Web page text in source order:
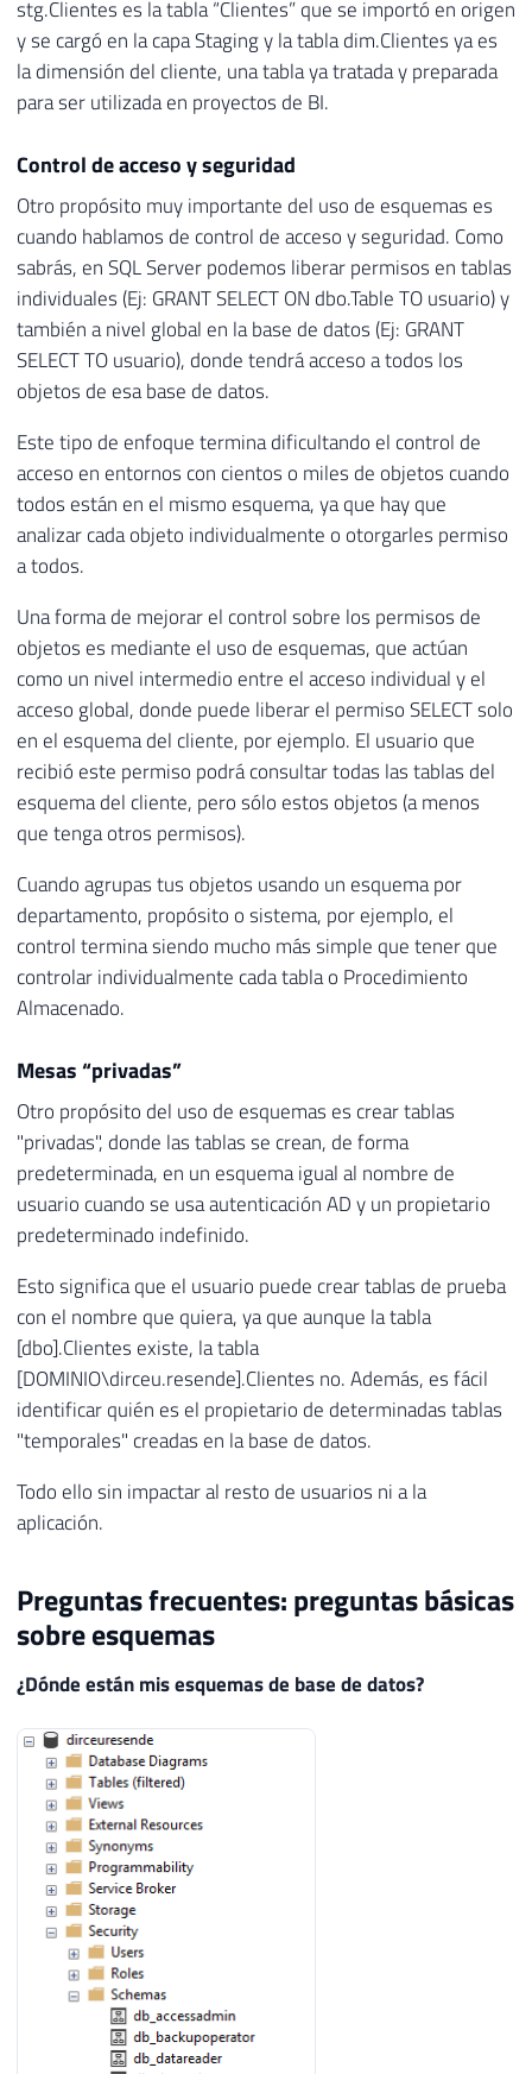
stg.Clientes es la tabla “Clientes” que se importó en origen
y se cargó en la capa Staging y la tabla dim.Clientes ya es
la dimensión del cliente, una tabla ya tratada y preparada
para ser utilizada en proyectos de BI.
Control de acceso y seguridad
Otro propósito muy importante del uso de esquemas es
cuando hablamos de control de acceso y seguridad. Como
sabrás, en SQL Server podemos liberar permisos en tablas
individuales (Ej: GRANT SELECT ON dbo.Table TO usuario) y
también a nivel global en la base de datos (Ej: GRANT
SELECT TO usuario), donde tendrá acceso a todos los
objetos de esa base de datos.
Este tipo de enfoque termina dificultando el control de
acceso en entornos con cientos o miles de objetos cuando
todos están en el mismo esquema, ya que hay que
analizar cada objeto individualmente o otorgarles permiso
a todos.
Una forma de mejorar el control sobre los permisos de
objetos es mediante el uso de esquemas, que actúan
como un nivel intermedio entre el acceso individual y el
acceso global, donde puede liberar el permiso SELECT solo
en el esquema del cliente, por ejemplo. El usuario que
recibió este permiso podrá consultar todas las tablas del
esquema del cliente, pero sólo estos objetos (a menos
que tenga otros permisos).
Cuando agrupas tus objetos usando un esquema por
departamento, propósito o sistema, por ejemplo, el
control termina siendo mucho más simple que tener que
controlar individualmente cada tabla o Procedimiento
Almacenado.
Mesas “privadas”
Otro propósito del uso de esquemas es crear tablas
"privadas", donde las tablas se crean, de forma
predeterminada, en un esquema igual al nombre de
usuario cuando se usa autenticación AD y un propietario
predeterminado indefinido.
Esto significa que el usuario puede crear tablas de prueba
con el nombre que quiera, ya que aunque la tabla
[dbo].Clientes existe, la tabla
[DOMINIO\dirceu.resende].Clientes no. Además, es fácil
identificar quién es el propietario de determinadas tablas
"temporales" creadas en la base de datos.
Todo ello sin impactar al resto de usuarios ni a la
aplicación.
Preguntas frecuentes: preguntas básicas
sobre esquemas
¿Dónde están mis esquemas de base de datos?